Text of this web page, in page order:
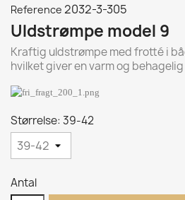
Reference 2032-3-305
Uldstrømpe model 9
Kraftig uldstrømpe med frotté i
hvilket giver en varm og
Størrelse: 39-42
Antal